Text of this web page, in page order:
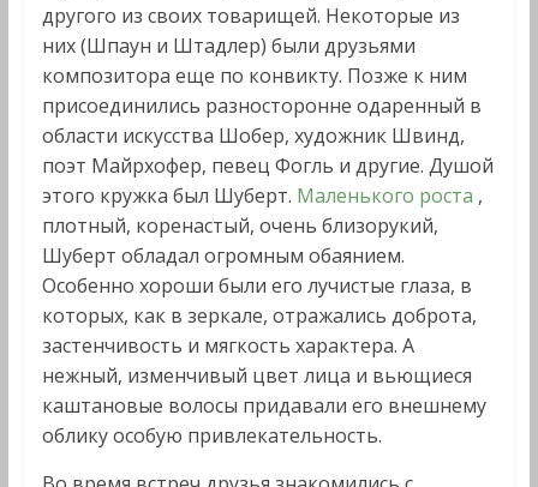
другого из своих товарищей. Некоторые из
них (Шпаун и Штадлер) были друзьями
композитора еще по конвикту. Позже к ним
присоединились разносторонне одаренный в
области искусства Шобер, художник Швинд,
поэт Майрхофер, певец Фогль и другие. Душой
этого кружка был Шуберт. Маленького роста ,
плотный, коренастый, очень близорукий,
Шуберт обладал огромным обаянием.
Особенно хороши были его лучистые глаза, в
которых, как в зеркале, отражались доброта,
застенчивость и мягкость характера. А
нежный, изменчивый цвет лица и вьющиеся
каштановые волосы придавали его внешнему
облику особую привлекательность.